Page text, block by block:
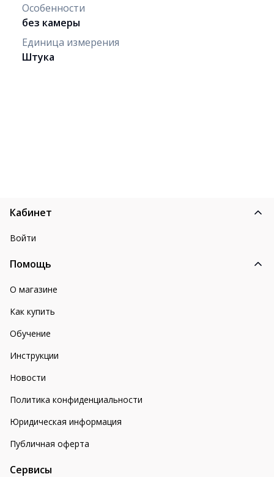
Особенности
без камеры
Единица измерения
Штука
Кабинет
Войти
Помощь
О магазине
Как купить
Обучение
Инструкции
Новости
Политика конфиденциальности
Юридическая информация
Публичная оферта
Сервисы